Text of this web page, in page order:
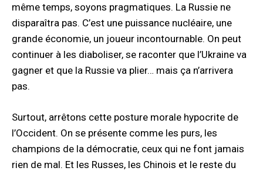
même temps, soyons pragmatiques. La Russie ne
disparaîtra pas. C’est une puissance nucléaire, une
grande économie, un joueur incontournable. On peut
continuer à les diaboliser, se raconter que l’Ukraine va
gagner et que la Russie va plier… mais ça n’arrivera
pas.
Surtout, arrêtons cette posture morale hypocrite de
l’Occident. On se présente comme les purs, les
champions de la démocratie, ceux qui ne font jamais
rien de mal. Et les Russes, les Chinois et le reste du